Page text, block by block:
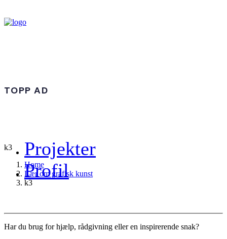
Projekter
Profil
TOPP AD
k3
Home
Lær om grafisk kunst
k3
Har du brug for hjælp, rådgivning eller en inspirerende snak?